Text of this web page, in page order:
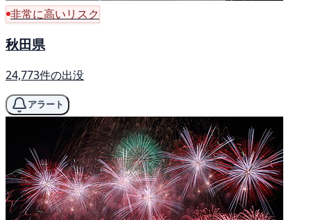
非常に高いリスク
秋田県
24,773件の出没
アラート